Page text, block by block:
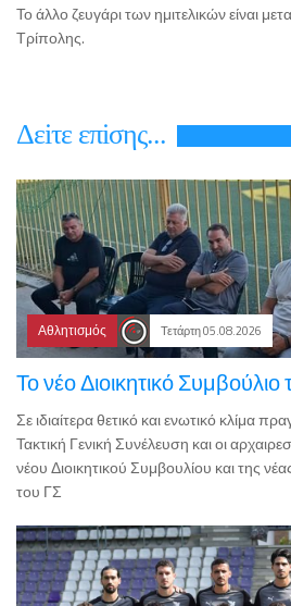
Το άλλο ζευγάρι των ημιτελικών είναι
Τρίπολης.
Δεiτε επiσης...
Αθλητισμός Τετάρτη 05.08.2026
Το νέο Διοικητικό
Σε ιδιαίτερα θετικό και ενωτικό κλίμα
Τακτική Γενική Συνέλευση και οι
νέου Διοικητικού Συμβουλίου και της
του ΓΣ